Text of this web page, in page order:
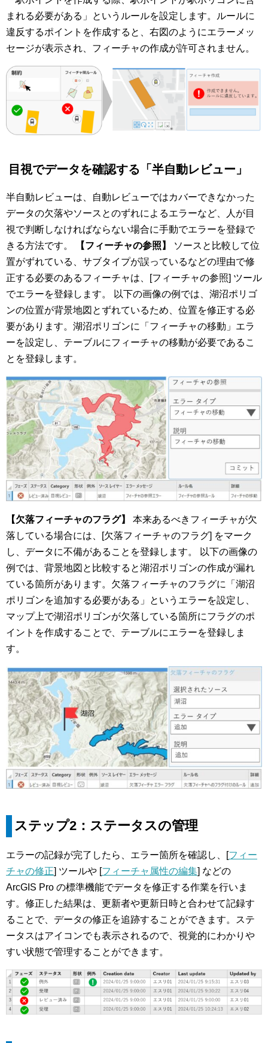
まれる必要がある」というルールを設定します。ルールに
違反するポイントを作成すると、右図のようにエラーメッ
セージが表示され、フィーチャの作成が許可されません。
目視でデータを確認する「半自動レビュー」
半自動レビューは、自動レビューではカバーできなかった
データの欠落やソースとのずれによるエラーなど、人が目
視で判断しなければならない場合に手動でエラーを登録で
きる方法です。
【フィーチャの参照】
ソースと比較して位
置がずれている、サブタイプが誤っているなどの理由で修
正する必要のあるフィーチャは、[フィーチャの参照] ツール
でエラーを登録します。 以下の画像の例では、湖沼ポリゴ
ンの位置が背景地図とずれているため、位置を修正する必
要があります。湖沼ポリゴンに「フィーチャの移動」エラ
ーを設定し、テーブルにフィーチャの移動が必要であるこ
とを登録します。
【欠落フィーチャのフラグ】
本来あるべきフィーチャが欠
落している場合には、[欠落フィーチャのフラグ] をマーク
し、データに不備があることを登録します。 以下の画像の
例では、背景地図と比較すると湖沼ポリゴンの作成が漏れ
ている箇所があります。欠落フィーチャのフラグに「湖沼
ポリゴンを追加する必要がある」というエラーを設定し、
マップ上で湖沼ポリゴンが欠落している箇所にフラグのポ
イントを作成することで、テーブルにエラーを登録しま
す。
ステップ2：ステータスの管理
エラーの記録が完了したら、エラー箇所を確認し、[フィー
チャの修正] ツールや [フィーチャ属性の編集] などの
ArcGIS Pro の標準機能でデータを修正する作業を行いま
す。修正した結果は、更新者や更新日時と合わせて記録す
ることで、データの修正を追跡することができます。ステ
ータスはアイコンでも表示されるので、視覚的にわかりや
すい状態で管理することができます。